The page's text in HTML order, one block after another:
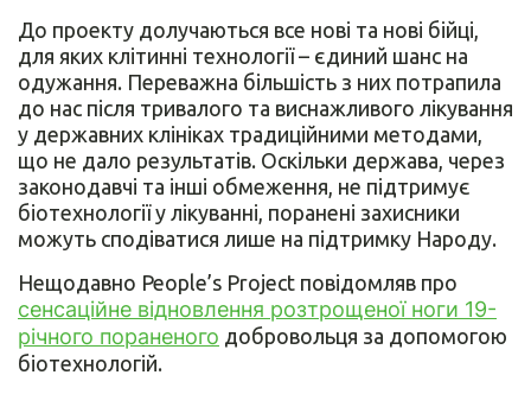
До проекту долучаються все нові та нові бійці,
для яких клітинні технології – єдиний шанс на
одужання. Переважна більшість з них потрапила
до нас після тривалого та виснажливого лікування
у державних клініках традиційними методами,
що не дало результатів. Оскільки держава, через
законодавчі та інші обмеження, не підтримує
біотехнології у лікуванні, поранені захисники
можуть сподіватися лише на підтримку Народу.
Нещодавно People’s Project повідомляв про
сенсаційне відновлення розтрощеної ноги 19-
річного пораненого добровольця за допомогою
біотехнологій.